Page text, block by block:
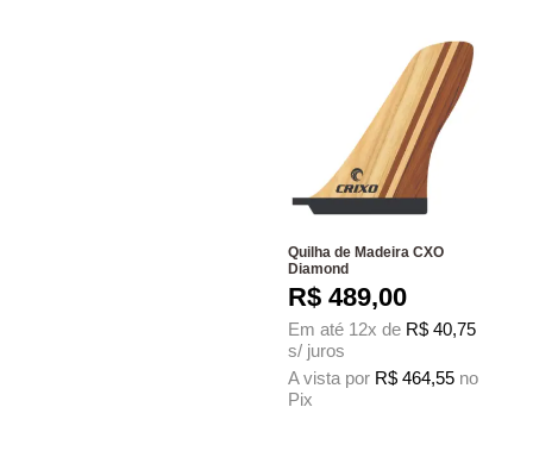
Quilha de Madeira CXO
Diamond
R$ 489,00
Em até 12x de R$ 40,75
s/ juros
A vista por R$ 464,55 no
Pix